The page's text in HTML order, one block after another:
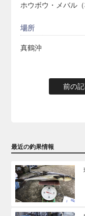
ホウボウ・メバル（
場所
真鶴沖
前の
最近の釣果情報